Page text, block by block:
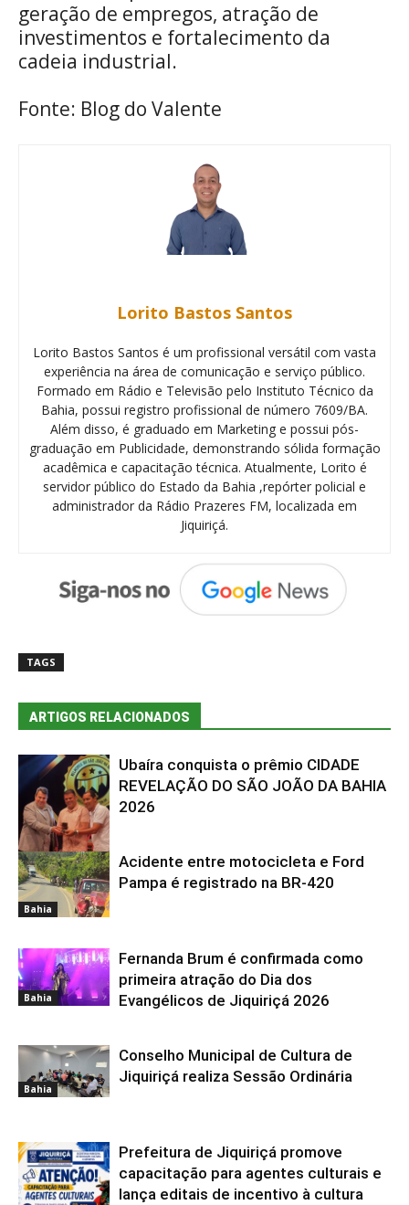
geração de empregos, atração de
investimentos e fortalecimento da
cadeia industrial.
Fonte: Blog do Valente
Lorito Bastos Santos
Lorito Bastos Santos é um profissional versátil com vasta
experiência na área de comunicação e serviço público.
Formado em Rádio e Televisão pelo Instituto Técnico da
Bahia, possui registro profissional de número 7609/BA.
Além disso, é graduado em Marketing e possui pós-
graduação em Publicidade, demonstrando sólida formação
acadêmica e capacitação técnica. Atualmente, Lorito é
servidor público do Estado da Bahia ,repórter policial e
administrador da Rádio Prazeres FM, localizada em
Jiquiriçá.
TAGS
ARTIGOS RELACIONADOS
Bahia
Ubaíra conquista o prêmio CIDADE
REVELAÇÃO DO SÃO JOÃO DA BAHIA
2026
Bahia
Acidente entre motocicleta e Ford
Pampa é registrado na BR-420
Bahia
Fernanda Brum é confirmada como
primeira atração do Dia dos
Evangélicos de Jiquiriçá 2026
Bahia
Conselho Municipal de Cultura de
Jiquiriçá realiza Sessão Ordinária
Prefeitura de Jiquiriçá promove
capacitação para agentes culturais e
lança editais de incentivo à cultura